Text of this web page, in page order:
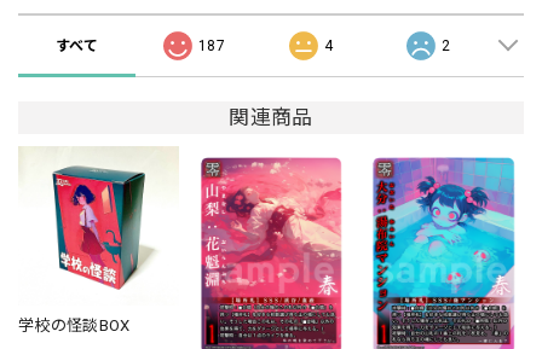
すべて 187 4 2
関連商品
学校の怪談BOX